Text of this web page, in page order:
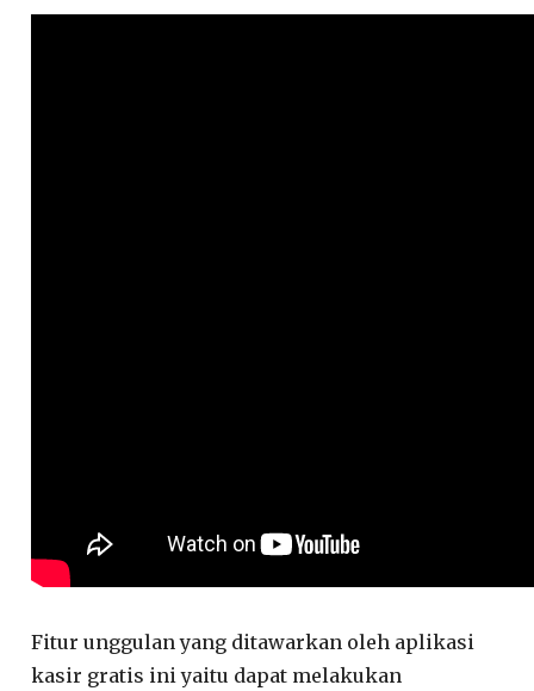
Fitur unggulan yang ditawarkan oleh aplikasi
kasir gratis ini yaitu dapat melakukan